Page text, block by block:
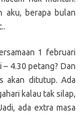
aku, berapa bulan
1 februari
4.30 petang? Dan
akan ditutup. Ada
kalau tak silap,
ada extra masa